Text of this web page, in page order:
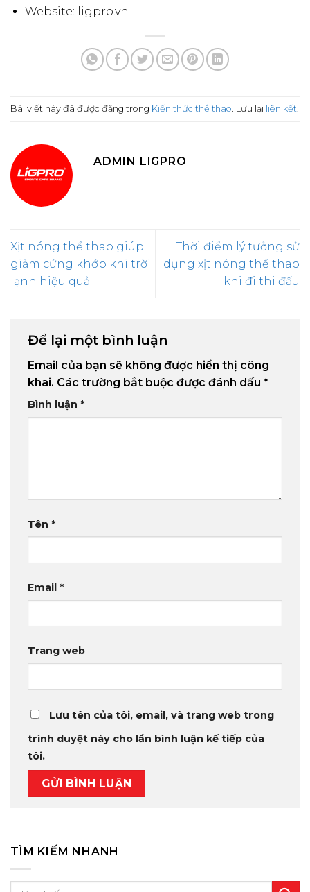
Website: ligpro.vn
Bài viết này đã được đăng trong Kiến thức thể thao . Lưu lại liên kết
ADMIN LIGPRO
Xịt nóng thể thao giúp
giảm cứng khớp khi trời
lạnh hiệu quả
Thời điểm lý tưởng sử
dụng xịt nóng thể thao
khi đi thi đấu
Để lại một bình luận
Email của bạn sẽ không được hiển thị công
khai. Các trường bắt buộc được đánh dấu *
Bình luận *
Tên *
Email *
Trang web
Lưu tên của tôi, email, và trang web trong
trình duyệt này cho lần bình luận kế tiếp của
tôi.
TÌM KIẾM NHANH